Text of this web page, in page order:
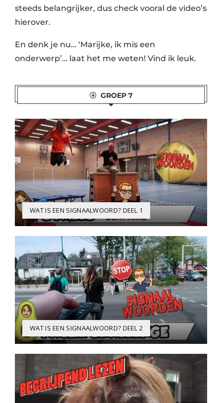
steeds belangrijker, dus check vooral de video’s
hierover.
En denk je nu… ‘Marijke, ik mis een
onderwerp’… laat het me weten! Vind ik leuk.
GROEP 7
WAT IS EEN SIGNAALWOORD? DEEL 1
WAT IS EEN SIGNAALWOORD? DEEL 2